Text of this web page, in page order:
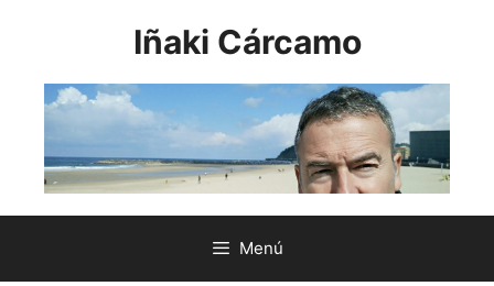
contenido
Iñaki Cárcamo
Menú